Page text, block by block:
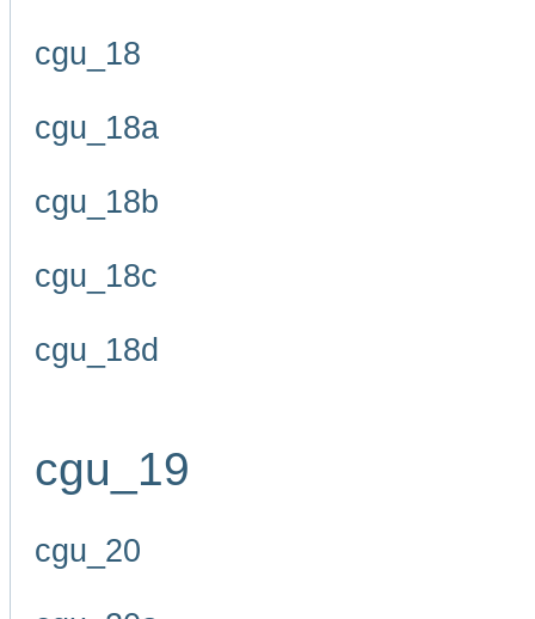
cgu_18
cgu_18a
cgu_18b
cgu_18c
cgu_18d
cgu_19
cgu_20